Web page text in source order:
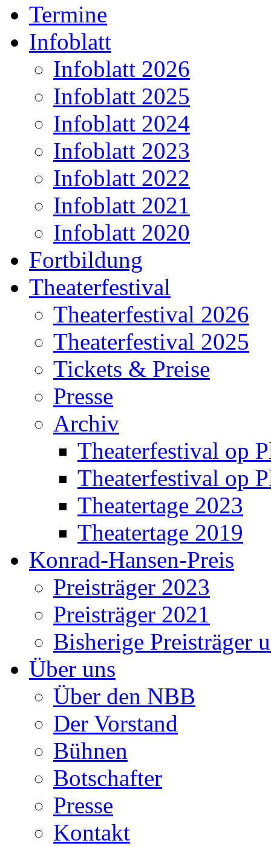
Termine
Infoblatt
Infoblatt 2026
Infoblatt 2025
Infoblatt 2024
Infoblatt 2023
Infoblatt 2022
Infoblatt 2021
Infoblatt 2020
Fortbildung
Theaterfestival
Theaterfestival 2026
Theaterfestival 2025
Tickets & Preise
Presse
Archiv
Theaterfestival op
Theaterfestival op
Theatertage 2023
Theatertage 2019
Konrad-Hansen-Preis
Preisträger 2023
Preisträger 2021
Bisherige Preisträger
Über uns
Über den NBB
Der Vorstand
Bühnen
Botschafter
Presse
Kontakt